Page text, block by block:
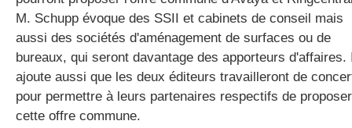
M. Schupp évoque des SSII et cabinets de conseil mais
aussi des sociétés d'aménagement de surfaces ou de
bureaux, qui seront davantage des apporteurs d'affaires.
ajoute aussi que les deux éditeurs travailleront de
pour permettre à leurs partenaires respectifs de proposer
cette offre commune.